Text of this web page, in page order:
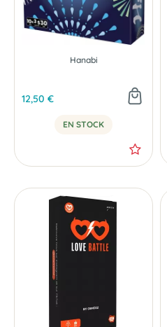
Hanabi
12,50 €
EN STOCK